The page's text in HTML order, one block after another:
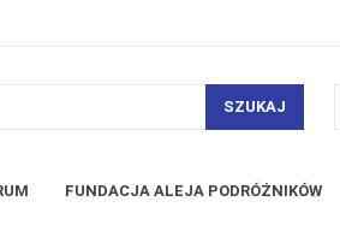
SZUKAJ
FUNDACJA ALEJA PODRÓŻNIKÓW